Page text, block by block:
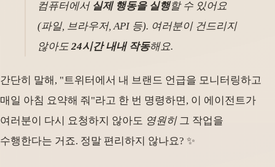
컴퓨터에서 실제 행동을 실행할 수 있어요
(파일, 브라우저, API 등). 여러분이 건드리지
않아도24시간 내내 작동해요.
간단히 말해, "트위터에서 내 브랜드 언급을 모니터링하고
매일 아침 요약해 줘"라고 한 번 명령하면, 이 에이전트가
여러분이 다시 요청하지 않아도 영원히그 작업을
수행한다는 거죠. 정말 편리하지 않나요? ✨